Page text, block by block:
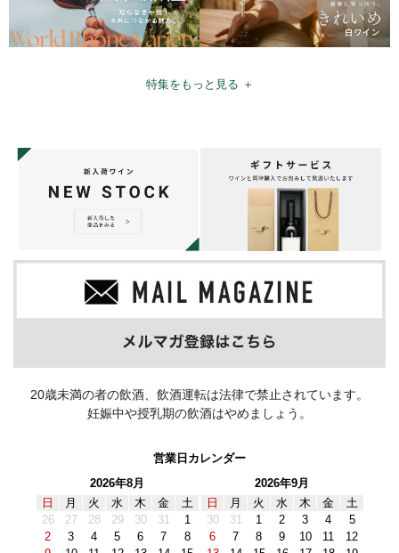
特集をもっと見る ＋
20歳未満の者の飲酒、飲酒運転は法律で禁止されています。
妊娠中や授乳期の飲酒はやめましょう。
営業日カレンダー
2026年8月
日
月 火 水 木 金
土
26
27 28 29 30 31
1
2
3 4 5 6 7
8
2026年9月
日
月 火 水 木 金
土
30
31 1 2 3 4
5
6
7 8 9 10 11
12